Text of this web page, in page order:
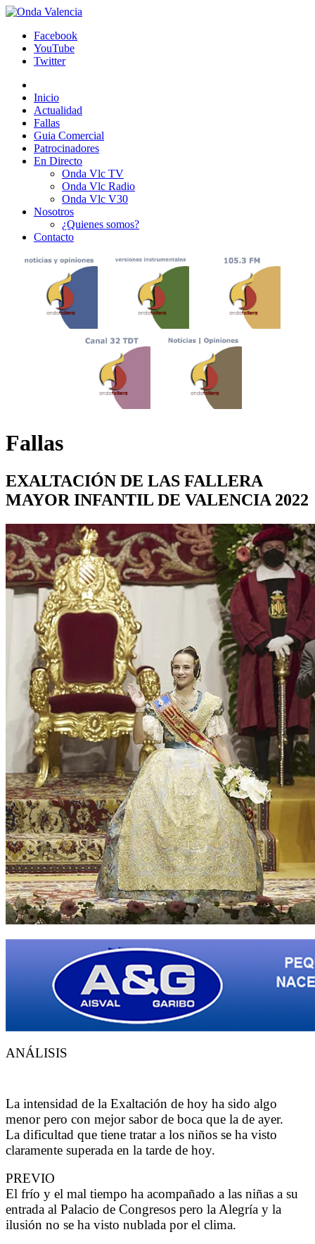
Facebook
YouTube
Twitter
Inicio
Actualidad
Fallas
Guia Comercial
Patrocinadores
En Directo
Onda Vlc TV
Onda Vlc Radio
Onda Vlc V30
Nosotros
¿Quienes somos?
Contacto
Fallas
EXALTACIÓN DE LAS FALLERA
MAYOR INFANTIL DE VALENCIA 2022
ANÁLISIS
La intensidad de la Exaltación de hoy ha sido algo
menor pero con mejor sabor de boca que la de ayer.
La dificultad que tiene tratar a los niños se ha visto
claramente superada en la tarde de hoy.
PREVIO
El frío y el mal tiempo ha acompañado a las niñas a su
entrada al Palacio de Congresos pero la Alegría y la
ilusión no se ha visto nublada por el clima.